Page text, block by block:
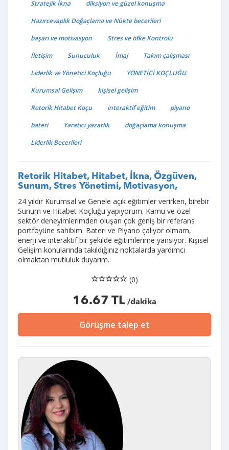
Stratejik İkna
diksiyon ve güzel konuşma
Hazırcevaplık Doğaçlama ve Nükte becerileri
başarı ve motivasyon
Stres ve öfke Kontrolü
İletişim
Sunuculuk İmaj
Takım çalışması
Liderlik ve Yönetici Koçluğu
YÖNETİCİ KOÇLUĞU
Kurumsal Gelişim
kişisel gelişim
Retorik Hitabet Koçu
interaktif eğitim
piyano
bateri
Yaratıcı yazarlık
doğaçlama konuşma
Liderlik Becerileri
Retorik Hitabet, Hitabet, İkna, Özgüven,
Sunum, Stres Yönetimi, Motivasyon,
24 yıldır Kurumsal ve Genele açık eğitimler verirken, birebir
Sunum ve Hitabet Koçluğu yapıyorum. Kamu ve özel
sektör deneyimlerimden oluşan çok geniş bir referans
portföyüne sahibim. Bateri ve Piyano çalıyor olmam,
enerji ve interaktif bir şekilde eğitimlerime yansıyor. Kişisel
Gelişim konularında takıldığınız noktalarda yardımcı
olmaktan mutluluk duyarım.
(0)
16.67 TL /dakika
Görüşme talep et